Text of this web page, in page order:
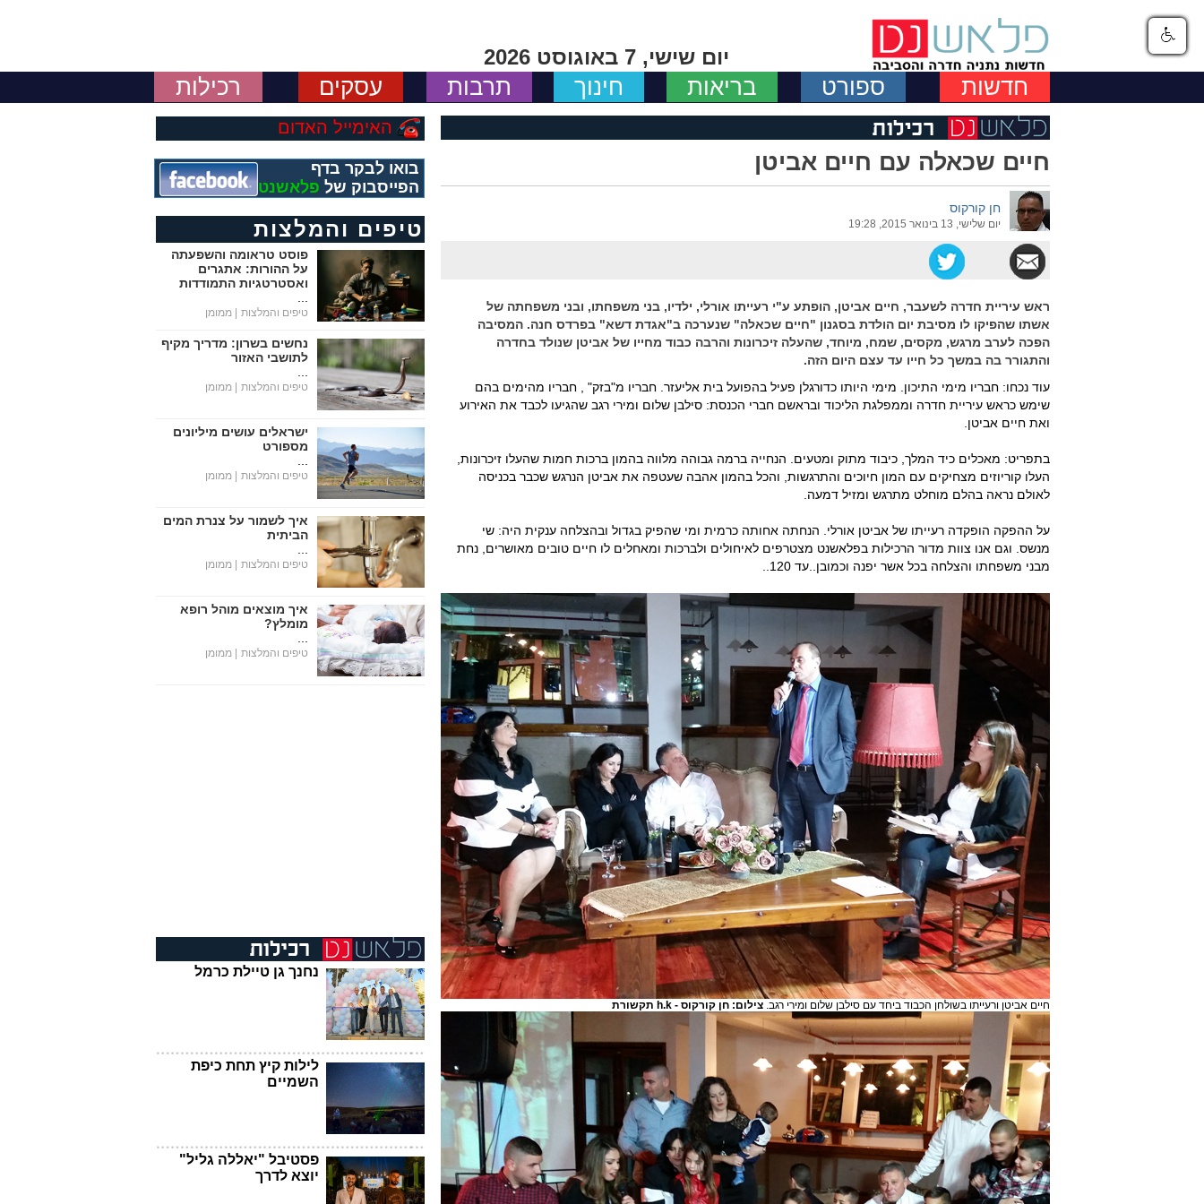
יום שישי, 7 באוגוסט 2026
חדשות ספורט בריאות חינוך תרבות עסקים רכילות
חיים שכאלה עם חיים אביטן
חן קורקוס
יום שלישי, 13 בינואר 2015, 19:28
ראש עיריית חדרה לשעבר, חיים אביטן, הופתע ע"י רעייתו אורלי, ילדיו, בני משפחתו, ובני משפחתה של
אשתו שהפיקו לו מסיבת יום הולדת בסגנון "חיים שכאלה" שנערכה ב"אגדת דשא" בפרדס חנה. המסיבה
הפכה לערב מרגש, מקסים, שמח, מיוחד, שהעלה זיכרונות והרבה כבוד מחייו של אביטן שנולד בחדרה
והתגורר בה במשך כל חייו עד עצם היום הזה.
עוד נכחו: חבריו מימי התיכון. מימי היותו כדורגלן פעיל בהפועל בית אליעזר. חבריו מ"בזק" , חבריו מהימים בהם
שימש כראש עיריית חדרה וממפלגת הליכוד ובראשם חברי הכנסת: סילבן שלום ומירי רגב שהגיעו לכבד את האירוע
ואת חיים אביטן.
בתפריט: מאכלים כיד המלך, כיבוד מתוק ומטעים. הנחייה ברמה גבוהה מלווה בהמון ברכות חמות שהעלו זיכרונות,
העלו קוריוזים מצחיקים עם המון חיוכים והתרגשות, והכל בהמון אהבה שעטפה את אביטן הנרגש שכבר בכניסה
לאולם נראה בהלם מוחלט מתרגש ומזיל דמעה.
על ההפקה הופקדה רעייתו של אביטן אורלי. הנחתה אחותה כרמית ומי שהפיק בגדול ובהצלחה ענקית היה: שי
מנשס. וגם אנו צוות מדור הרכילות בפלאשנט מצטרפים לאיחולים ולברכות ומאחלים לו חיים טובים מאושרים, נחת
מבני משפחתו והצלחה בכל אשר יפנה וכמובן..עד 120..
חיים אביטן ורעייתו בשולחן הכבוד ביחד עם סילבן שלום ומירי רגב. צילום: חן קורקוס - h.k תקשורת
האימייל האדום
בואו לבקר בדף
הפייסבוק של פלאשנט
טיפים והמלצות
פוסט טראומה והשפעתה
על ההורות: אתגרים
ואסטרטגיות התמודדות
טיפים והמלצות | ממומן
נחשים בשרון: מדריך מקיף
לתושבי האזור
טיפים והמלצות | ממומן
ישראלים עושים מיליונים
מספורט
טיפים והמלצות | ממומן
איך לשמור על צנרת המים
הביתית
טיפים והמלצות | ממומן
איך מוצאים מוהל רופא
מומלץ?
טיפים והמלצות | ממומן
נחנך גן טיילת כרמל
לילות קיץ תחת כיפת
השמיים
פסטיבל "יאללה גליל"
יוצא לדרך